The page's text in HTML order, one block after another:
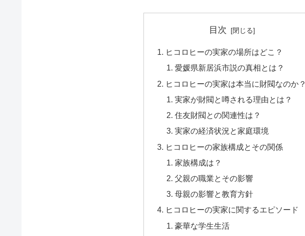
目次
ヒコロヒーの実家の場所はどこ？
愛媛県新居浜市説の真相とは？
ヒコロヒーの実家は本当に財閥なのか？
実家が財閥と噂される理由とは？
住友財閥との関連性は？
実家の経済状況と家庭環境
ヒコロヒーの家族構成とその関係
家族構成は？
父親の職業とその影響
母親の影響と教育方針
ヒコロヒーの実家に関するエピソード
豪華な学生生活